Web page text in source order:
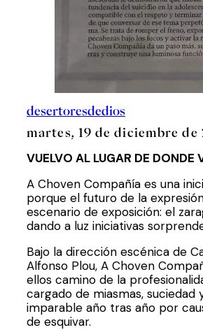
desertoresdedios
martes, 19 de diciembre de
VUELVO AL LUGAR DE
A Choven Compañía es una
porque el futuro de la
escenario de exposición: el
dando a luz iniciativas
Bajo la dirección escénica de
Alfonso Plou, A Choven
ellos camino de la
cargado de miasmas,
imparable año tras año por
de esquivar.